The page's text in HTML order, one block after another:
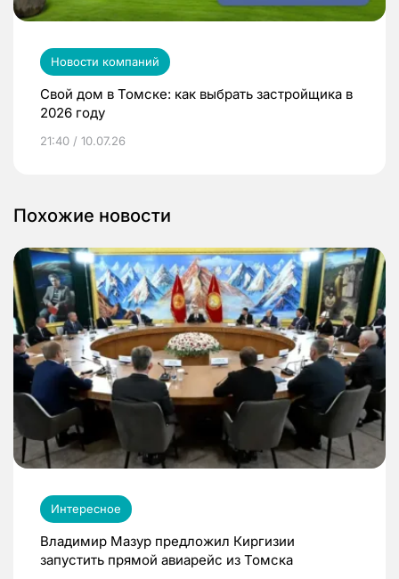
Новости компаний
Свой дом в Томске: как выбрать застройщика в
2026 году
21:40 / 10.07.26
Похожие новости
Интересное
Владимир Мазур предложил Киргизии
запустить прямой авиарейс из Томска